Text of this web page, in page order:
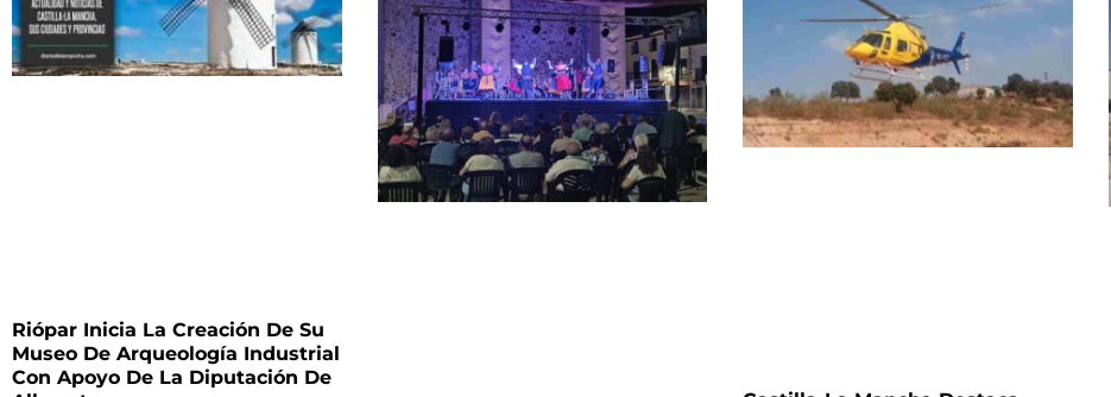
Riópar Inicia La Creación De Su
Museo De Arqueología Industrial
Con Apoyo De La Diputación De